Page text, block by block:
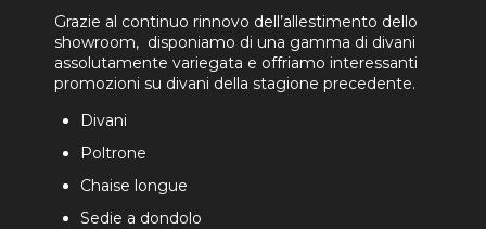
Grazie al continuo rinnovo dell’allestimento dello
showroom, disponiamo di una gamma di divani
assolutamente variegata e offriamo interessanti
promozioni su divani della stagione precedente.
Divani
Poltrone
Chaise longue
Sedie a dondolo